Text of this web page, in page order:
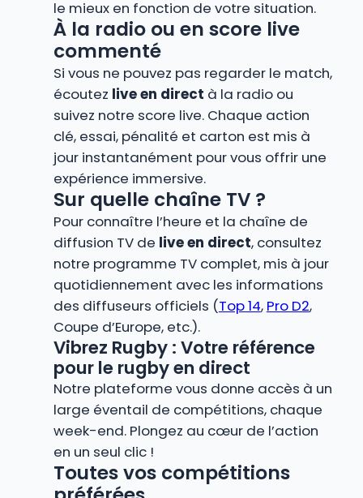
le mieux en fonction de votre situation.
À la radio ou en score live
commenté
Si vous ne pouvez pas regarder le match,
écoutez live en direct à la radio ou
suivez notre score live. Chaque action
clé, essai, pénalité et carton est mis à
jour instantanément pour vous offrir une
expérience immersive.
Sur quelle chaîne TV ?
Pour connaître l’heure et la chaîne de
diffusion TV de live en direct, consultez
notre programme TV complet, mis à jour
quotidiennement avec les informations
des diffuseurs officiels (Top 14, Pro D2,
Coupe d’Europe, etc.).
Vibrez Rugby : Votre référence
pour le rugby en direct
Notre plateforme vous donne accès à un
large éventail de compétitions, chaque
week-end. Plongez au cœur de l’action
en un seul clic !
Toutes vos compétitions